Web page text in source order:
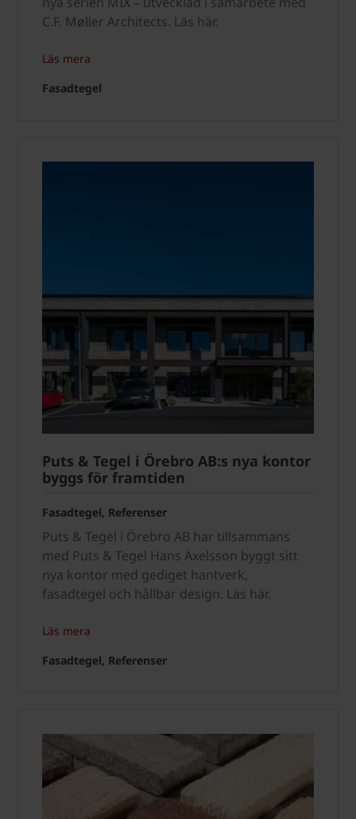
C.F. Møller Architects. Läs här.
Läs mera
Fasadtegel
Puts & Tegel i Örebro AB:s nya kontor
byggs för framtiden
Fasadtegel, Referenser
Puts & Tegel i Örebro AB har tillsammans
med Puts & Tegel Hans Axelsson byggt sitt
nya kontor med gediget hantverk,
fasadtegel och hållbar design. Läs här.
Läs mera
Fasadtegel, Referenser